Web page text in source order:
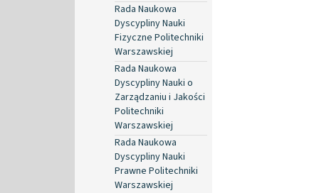
Rada Naukowa
Dyscypliny Nauki
Fizyczne Politechniki
Warszawskiej
Rada Naukowa
Dyscypliny Nauki o
Zarządzaniu i Jakości
Politechniki
Warszawskiej
Rada Naukowa
Dyscypliny Nauki
Prawne Politechniki
Warszawskiej